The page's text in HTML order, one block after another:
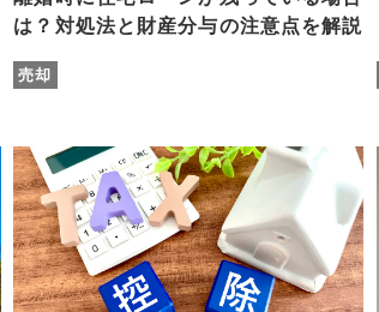
は？対処法と財産分与の注意点を解説
売却